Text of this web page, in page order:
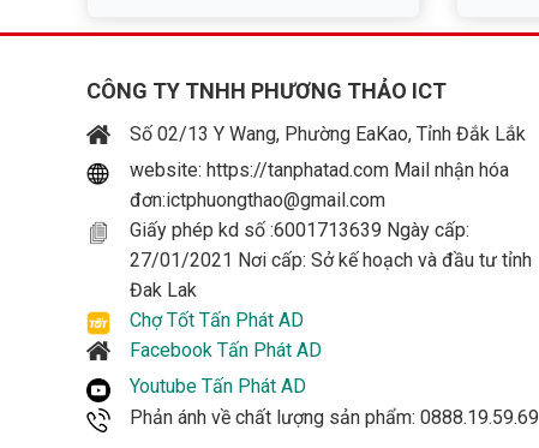
CÔNG TY TNHH PHƯƠNG THẢO ICT
Số 02/13 Y Wang, Phường EaKao, Tỉnh Đắk Lắk
website: https://tanphatad.com Mail nhận hóa
đơn:ictphuongthao@gmail.com
Giấy phép kd số :6001713639 Ngày cấp:
27/01/2021 Nơi cấp: Sở kế hoạch và đầu tư tỉnh
Đak Lak
Chợ Tốt Tấn Phát AD
Facebook Tấn Phát AD
Youtube Tấn Phát AD
Phản ánh về chất lượng sản phẩm: 0888.19.59.69